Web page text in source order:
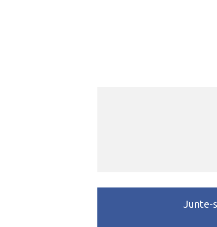
Junte-